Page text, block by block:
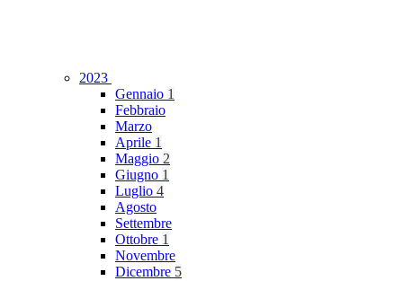
2023
Gennaio 1
Febbraio
Marzo
Aprile 1
Maggio 2
Giugno 1
Luglio 4
Agosto
Settembre
Ottobre 1
Novembre
Dicembre 5